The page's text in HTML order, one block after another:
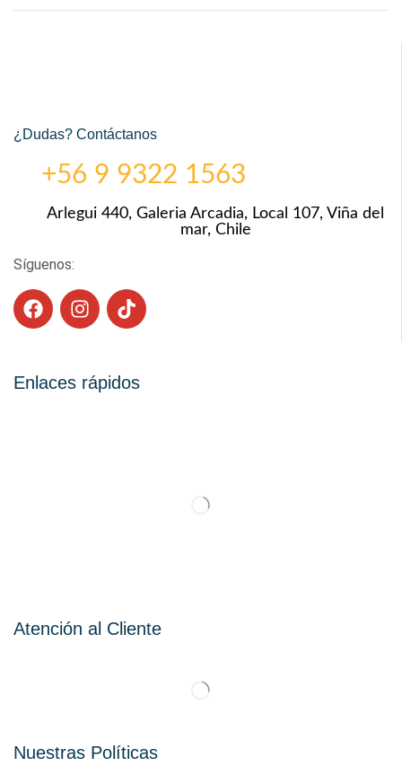
¿Dudas? Contáctanos
+56 9 9322 1563
Arlegui 440, Galeria Arcadia, Local 107, Viña del
mar, Chile
Síguenos:
Enlaces rápidos
Atención al Cliente
Nuestras Políticas